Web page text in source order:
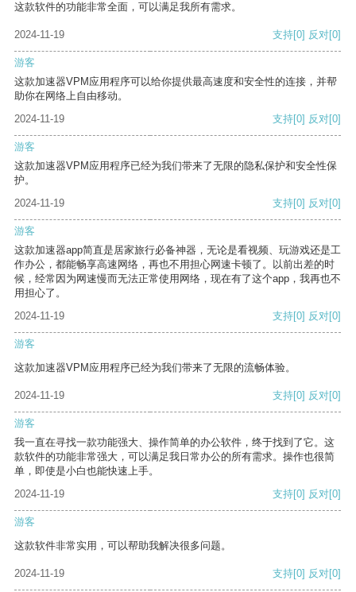
这款软件的功能非常全面，可以满足我所有需求。
2024-11-19 支持[0] 反对[0]
游客
这款加速器VPM应用程序可以给你提供最高速度和安全性的连接，并帮
助你在网络上自由移动。
2024-11-19
支持[0] 反对[0]
游客
这款加速器VPM应用程序已经为我们带来了无限的隐私保护和安全性保
护。
2024-11-19
支持[0] 反对[0]
游客
这款加速器app简直是居家旅行必备神器，无论是看视频、玩游戏还是工
作办公，都能畅享高速网络，再也不用担心网速卡顿了。以前出差的时
候，经常因为网速慢而无法正常使用网络，现在有了这个app，我再也不
用担心了。
2024-11-19
支持[0] 反对[0]
游客
这款加速器VPM应用程序已经为我们带来了无限的流畅体验。
2024-11-19 支持[0] 反对[0]
游客
我一直在寻找一款功能强大、操作简单的办公软件，终于找到了它。这
款软件的功能非常强大，可以满足我日常办公的所有需求。操作也很简
单，即使是小白也能快速上手。
2024-11-19
支持[0] 反对[0]
游客
这款软件非常实用，可以帮助我解决很多问题。
2024-11-19 支持[0] 反对[0]